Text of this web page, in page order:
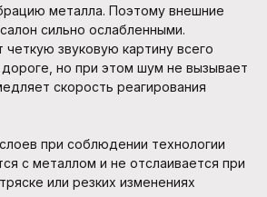
металла. Поэтому внешние
сильно ослабленными.
четкую звуковую картину всего
но при этом шум не вызывает
скорость реагирования
при соблюдении технологии
с металлом и не отслаивается при
или резких изменениях